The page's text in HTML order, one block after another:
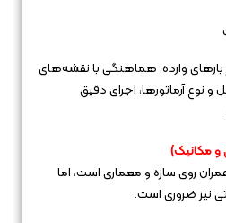
وارده، هماهنگی با نقشه‌های
آرماتورها، اجرای دقیق
روی سازه و معماری است، اما
نیز ضروری است.